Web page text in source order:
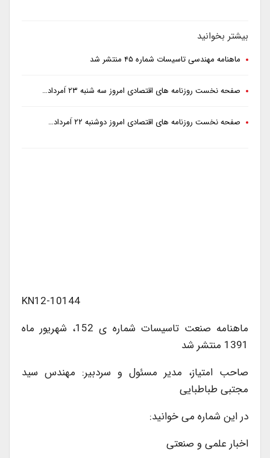
بیشتر بخوانید
ماهنامه مهندسی تاسیسات شماره ۴۵ منتشر شد
صفحه نخست روزنامه های اقتصادی امروز سه شنبه ۲۳ اَمرداد…
صفحه نخست روزنامه های اقتصادی امروز دوشنبه ۲۲ اَمرداد…
KN12-10144
ماهنامه صنعت تاسیسات شماره ی 152، شهریور ماه
1391 منتشر شد
صاحب امتیاز، مدیر مسئول و سردبیر: مهندس سید
مجتبی طباطبایی
در این شماره می خوانید:
اخبار علمی و صنعتی